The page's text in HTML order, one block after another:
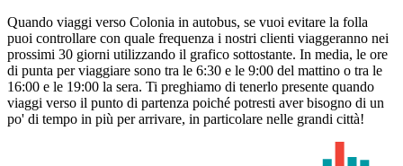
Quando viaggi verso Colonia in autobus, se vuoi evitare la folla
puoi controllare con quale frequenza i nostri clienti viaggeranno nei
prossimi 30 giorni utilizzando il grafico sottostante. In media, le ore
di punta per viaggiare sono tra le 6:30 e le 9:00 del mattino o tra le
16:00 e le 19:00 la sera. Ti preghiamo di tenerlo presente quando
viaggi verso il punto di partenza poiché potresti aver bisogno di un
po' di tempo in più per arrivare, in particolare nelle grandi città!